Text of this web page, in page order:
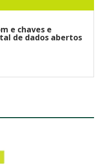
e chaves e
de dados abertos